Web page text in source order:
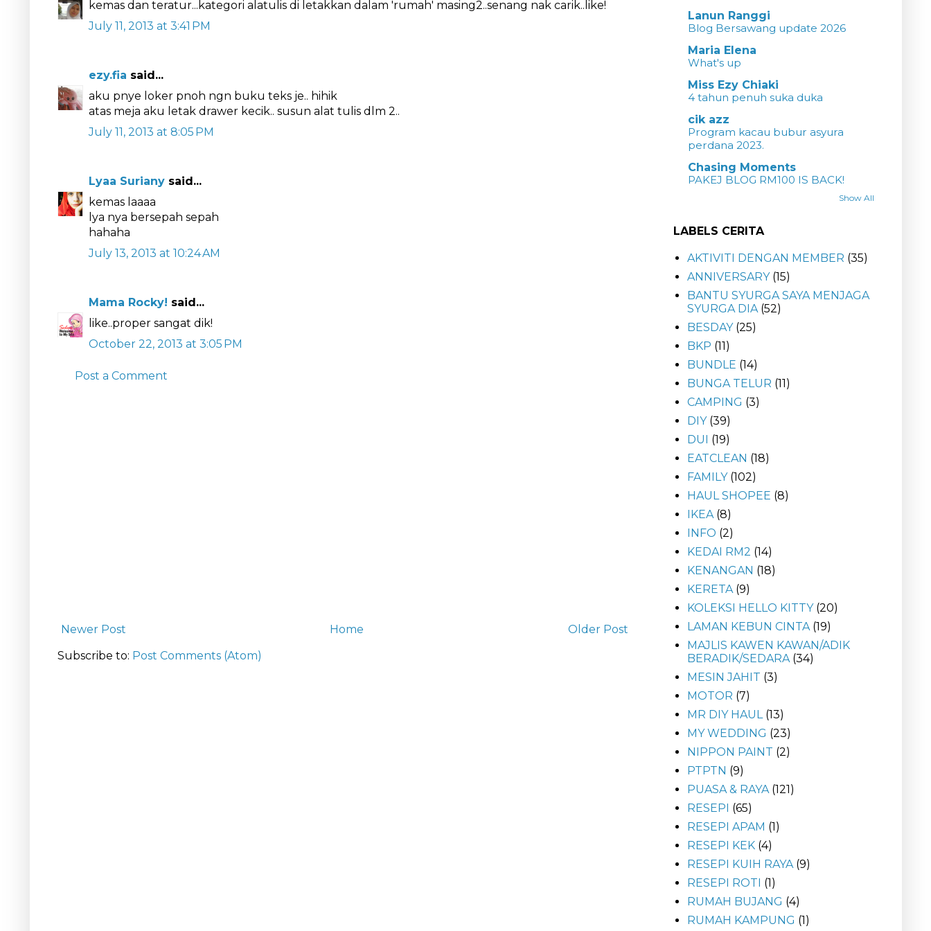
kemas dan teratur...kategori alatulis di letakkan dalam 'rumah' masing2..senang nak carik..like!
July 11, 2013 at 3:41 PM
ezy.fia said...
aku pnye loker pnoh ngn buku teks je.. hihik
atas meja aku letak drawer kecik.. susun alat tulis dlm 2..
July 11, 2013 at 8:05 PM
Lyaa Surianysaid...
kemas laaaa
lya nya bersepah sepah
hahaha
July 13, 2013 at 10:24 AM
Mama Rocky! said...
like..proper sangat dik!
October 22, 2013 at 3:05 PM
Post a Comment
Newer Post Older Post
Home
Subscribe to: Post Comments (Atom)
Lanun Ranggi
Blog Bersawang update 2026
Maria Elena
What's up
Miss Ezy Chiaki
4 tahun penuh suka duka
cik azz
Program kacau bubur asyura
perdana 2023.
Chasing Moments
PAKEJ BLOG RM100 IS BACK!
Show All
LABELS CERITA
AKTIVITI DENGAN MEMBER (35)
ANNIVERSARY (15)
BANTU SYURGA SAYA MENJAGA
SYURGA DIA (52)
BESDAY (25)
BKP (11)
BUNDLE (14)
BUNGA TELUR (11)
CAMPING (3)
DIY (39)
DUI (19)
EATCLEAN (18)
FAMILY (102)
HAUL SHOPEE (8)
IKEA (8)
INFO (2)
KEDAI RM2 (14)
KENANGAN (18)
KERETA (9)
KOLEKSI HELLO KITTY (20)
LAMAN KEBUN CINTA (19)
MAJLIS KAWEN KAWAN/ADIK
BERADIK/SEDARA (34)
MESIN JAHIT (3)
MOTOR (7)
MR DIY HAUL (13)
MY WEDDING (23)
NIPPON PAINT (2)
PTPTN (9)
PUASA & RAYA (121)
RESEPI (65)
RESEPI APAM (1)
RESEPI KEK (4)
RESEPI KUIH RAYA (9)
RESEPI ROTI (1)
RUMAH BUJANG (4)
RUMAH KAMPUNG (1)